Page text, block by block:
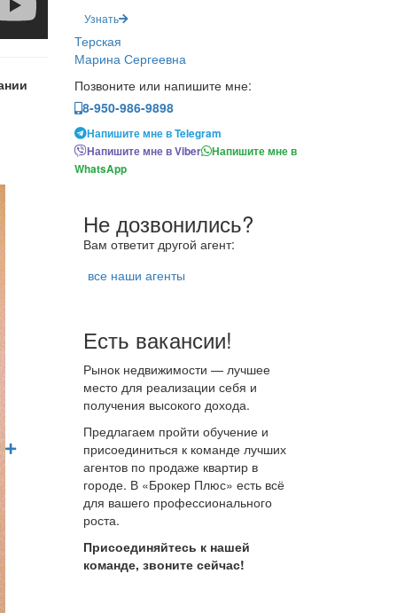
Узнать
Терская
Марина Сергеевна
Позвоните или напишите мне:
8-950-986-9898
Напишите мне в Telegram
Напишите мне в Viber
Напишите мне в
WhatsApp
Не дозвонились?
Вам ответит другой агент:
все наши агенты
Есть вакансии!
Рынок недвижимости — лучшее
место для реализации себя и
получения высокого дохода.
Предлагаем пройти обучение и
присоединиться к команде лучших
агентов по продаже квартир в
городе. В «Брокер Плюс» есть всё
для вашего профессионального
роста.
Присоединяйтесь к нашей
команде, звоните сейчас!